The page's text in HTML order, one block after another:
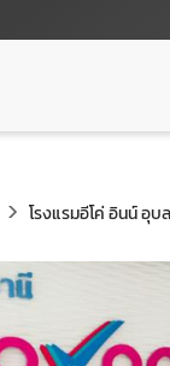
โรงแรมอีโค่ อินน์ อุบ